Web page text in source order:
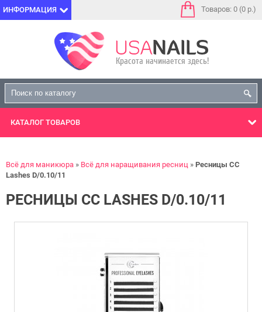
ИНФОРМАЦИЯ Товаров: 0 (0 р.)
КАТАЛОГ ТОВАРОВ
Всё для маникюра Всё для наращивания ресниц
Ресницы CC
Lashes D/0.10/11
РЕСНИЦЫ CC LASHES D/0.10/11